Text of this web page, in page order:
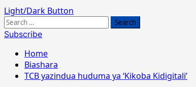
Light/Dark Button
Search
for:
Subscribe
Home
Biashara
TCB yazindua huduma ya ‘Kikoba Kidigitali’